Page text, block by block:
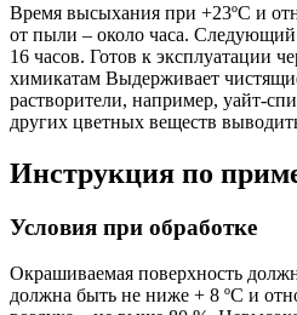
Время высыхания при +23ºС и
от пыли – около часа.
16 часов. Готов к эксплуатации
химикатам Выдерживает
растворители, например, уайт-
других цветных веществ
Инструкция по
Условия при обработке
Окрашиваемая поверхность
должна быть не ниже + 8 ºС и